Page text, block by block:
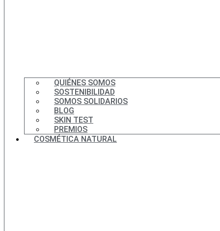
QUIÉNES SOMOS
SOSTENIBILIDAD
SOMOS SOLIDARIOS
BLOG
SKIN TEST
PREMIOS
COSMÉTICA NATURAL